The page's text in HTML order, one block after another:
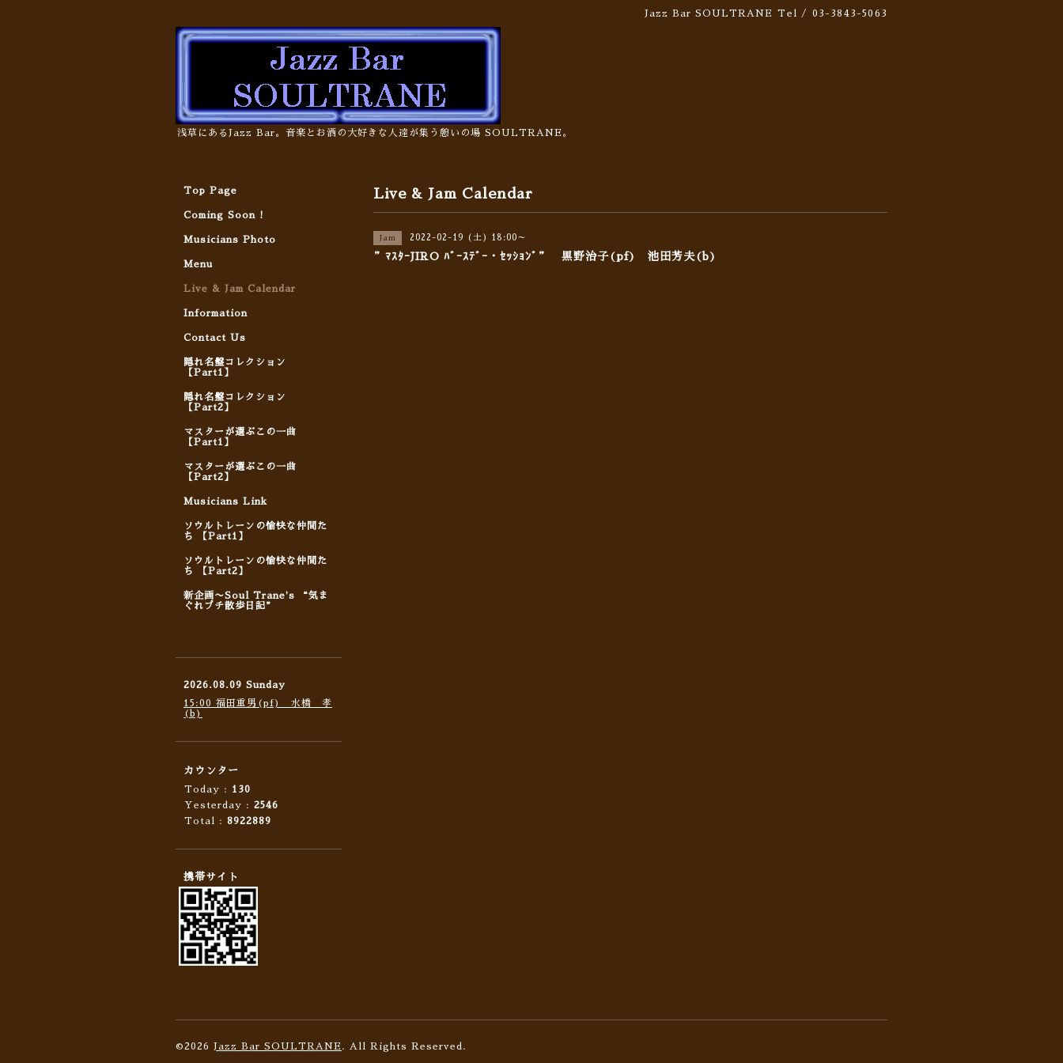
Jazz Bar SOULTRANE Tel / 03-3843-5063
浅草にあるJazz Bar。音楽とお酒の大好きな人達が集う憩いの場 SOULTRANE。
Live & Jam Calendar
Jam 2022-02-19 (土) 18:00～
”ﾏｽﾀｰJIRO ﾊﾞｰｽﾃﾞｰ・ｾｯｼｮﾝﾞ” 黒野治子(pf) 池田芳夫(b)
Top Page
Coming Soon !
Musicians Photo
Menu
Live & Jam Calendar
Information
Contact Us
隠れ名盤コレクション
【Part1】
隠れ名盤コレクション
【Part2】
マスターが選ぶこの一曲
【Part1】
マスターが選ぶこの一曲
【Part2】
Musicians Link
ソウルトレーンの愉快な仲間た
ち 【Part1】
ソウルトレーンの愉快な仲間た
ち 【Part2】
新企画〜Soul Trane's “気ま
ぐれプチ散歩日記”
2026.08.09 Sunday
15:00 福田重男(pf) 水橋 孝
(b)
カウンター
Today : 130
Yesterday : 2546
Total : 8922889
携帯サイト
©2026 Jazz Bar SOULTRANE . All Rights Reserved.